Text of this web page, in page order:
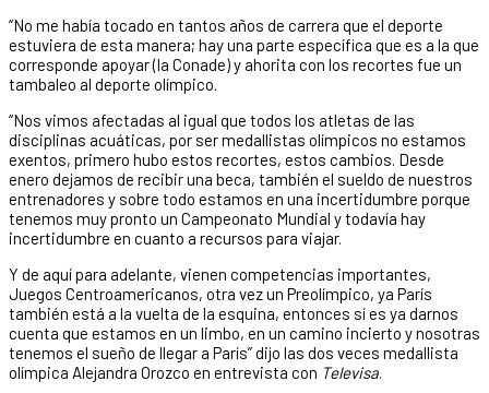
“No me había tocado en tantos años de carrera que el deporte
estuviera de esta manera; hay una parte específica que es a la que
corresponde apoyar (la Conade) y ahorita con los recortes fue un
tambaleo al deporte olímpico.
“Nos vimos afectadas al igual que todos los atletas de las
disciplinas acuáticas, por ser medallistas olímpicos no estamos
exentos, primero hubo estos recortes, estos cambios. Desde
enero dejamos de recibir una beca, también el sueldo de nuestros
entrenadores y sobre todo estamos en una incertidumbre porque
tenemos muy pronto un Campeonato Mundial y todavía hay
incertidumbre en cuanto a recursos para viajar.
Y de aquí para adelante, vienen competencias importantes,
Juegos Centroamericanos, otra vez un Preolímpico, ya París
también está a la vuelta de la esquina, entonces sí es ya darnos
cuenta que estamos en un limbo, en un camino incierto y nosotras
tenemos el sueño de llegar a París” dijo las dos veces medallista
olímpica Alejandra Orozco en entrevista con Televisa.